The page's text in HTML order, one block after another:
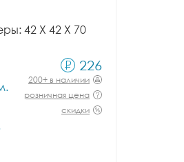
42 X 42 X 70
226
200+ в наличии
розничная цена
скидки